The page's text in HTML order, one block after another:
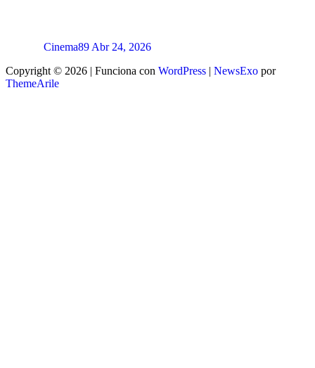
Cinema89 Abr 24, 2026
Copyright © 2026 | Funciona con WordPress | NewsExo por
ThemeArile